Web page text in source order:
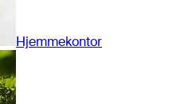
Hjemmekontor